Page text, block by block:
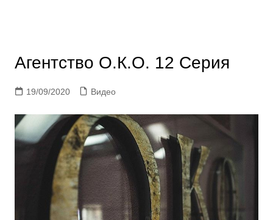
Агентство О.К.О. 12 Серия
19/09/2020 Видео